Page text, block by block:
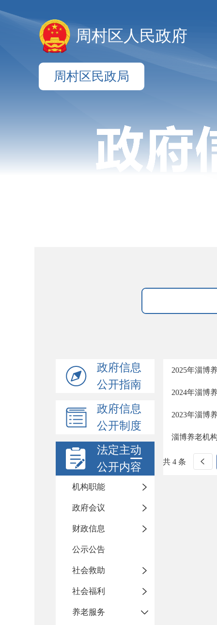
周村区人民政府
周村区民政局
政府信息
公开指南
政府信息
公开制度
法定主动
公开内容
机构职能
政府会议
财政信息
公示公告
社会救助
社会福利
养老服务
2025年淄博
2024年淄博
2023年淄博
淄博养老机
共 4 条